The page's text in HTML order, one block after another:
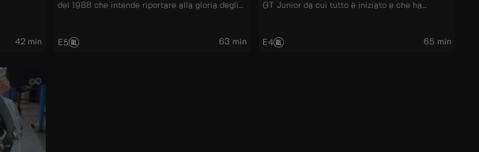
42 min
del 1988 che intende riportare alla gloria degli
E5 63 min
GT Junior da cui tutto è iniziato e che ha
E4 65 min